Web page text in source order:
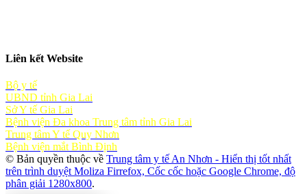
Liên kết Website
Bộ y tế
UBND tỉnh Gia Lai
Sở Y tế Gia Lai
Bệnh viện Đa khoa Trung tâm tỉnh Gia Lai
Trung tâm Y tế Quy Nhơn
Bệnh viện mắt Bình Định
© Bản quyền thuộc về Trung tâm y tế An Nhơn - Hiển thị tốt nhất
trên trình duyệt Moliza Firrefox, Cốc cốc hoặc Google Chrome, độ
phân giải 1280x800.